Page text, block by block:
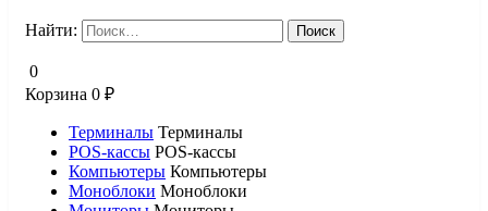
Найти:
0
Корзина 0 ₽
Терминалы Терминалы
POS-кассы POS-кассы
Компьютеры Компьютеры
Моноблоки Моноблоки